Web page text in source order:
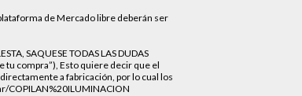
la plataforma de Mercado libre deberán ser
SAQUESE TODAS LAS DUDAS
tu compra”), Esto quiere decir que el
a fabricación, por lo cual los
COPILAN%20ILUMINACION